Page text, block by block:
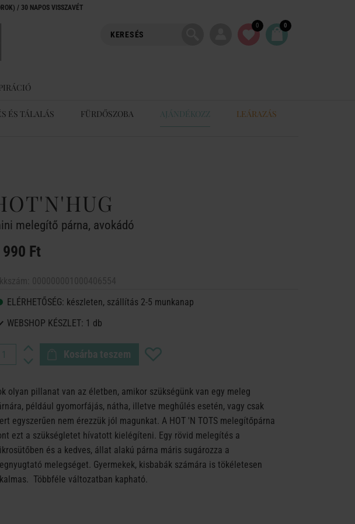
/ 30 NAPOS VISSZAVÉT
0 0
ÉS TÁLALÁS FÜRDŐSZOBA AJÁNDÉKOZZ LEÁRAZÁS
melegítő párna, avokádó
990 Ft
ELÉRHETŐSÉG: készleten, szállítás 2-5 munkanap
WEBSHOP KÉSZLET: 1 db
Kosárba teszem
olyan pillanat van az életben, amikor szükségünk van egy meleg
például gyomorfájás, nátha, illetve meghűlés esetén, vagy csak
egyszerűen nem érezzük jól magunkat. A HOT 'N TOTS melegítőpárna
ezt a szükségletet hívatott kielégíteni. Egy rövid melegítés a
és a kedves, állat alakú párna máris sugározza a
melegséget. Gyermekek, kisbabák számára is tökéletesen
Többféle változatban kapható.